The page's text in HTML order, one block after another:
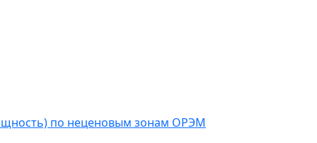
по неценовым зонам ОРЭМ